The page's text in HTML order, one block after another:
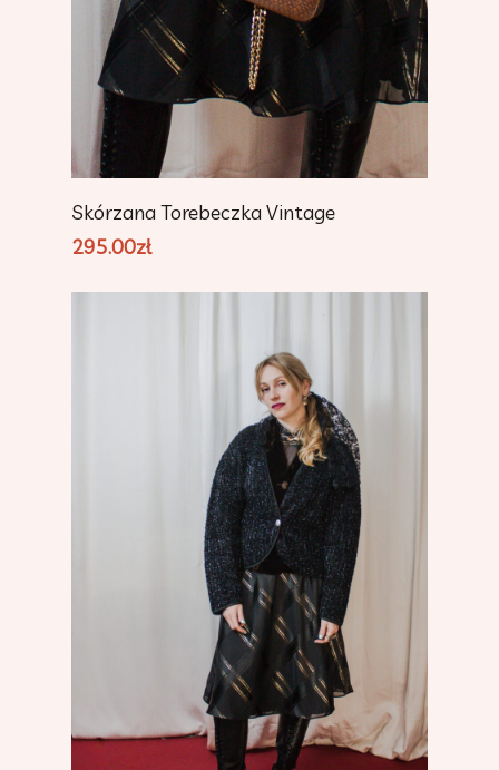
Dodaj Do Koszyka
Skórzana Torebeczka Vintage
295.00zł